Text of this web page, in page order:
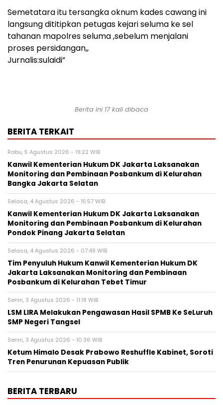
Semetatara itu tersangka oknum kades cawang ini
langsung dititipkan petugas kejari seluma ke sel
tahanan mapolres seluma ,sebelum menjalani
proses persidangan,,
Jurnalis:sulaidi”
Berita ini 17 kali dibaca
BERITA TERKAIT
Rabu, 5 Agustus 2026 - 19:22 WIB
Kanwil Kementerian Hukum DK Jakarta Laksanakan
Monitoring dan Pembinaan Posbankum di Kelurahan
Bangka Jakarta Selatan
Selasa, 4 Agustus 2026 - 15:57 WIB
Kanwil Kementerian Hukum DK Jakarta Laksanakan
Monitoring dan Pembinaan Posbankum di Kelurahan
Pondok Pinang Jakarta Selatan
Selasa, 4 Agustus 2026 - 07:49 WIB
Tim Penyuluh Hukum Kanwil Kementerian Hukum DK
Jakarta Laksanakan Monitoring dan Pembinaan
Posbankum di Kelurahan Tebet Timur
Senin, 3 Agustus 2026 - 11:18 WIB
LSM LIRA Melakukan Pengawasan Hasil SPMB Ke SeLuruh
SMP Negeri Tangsel
Senin, 3 Agustus 2026 - 10:36 WIB
Ketum Himalo Desak Prabowo Reshuffle Kabinet, Soroti
Tren Penurunan Kepuasan Publik
BERITA TERBARU